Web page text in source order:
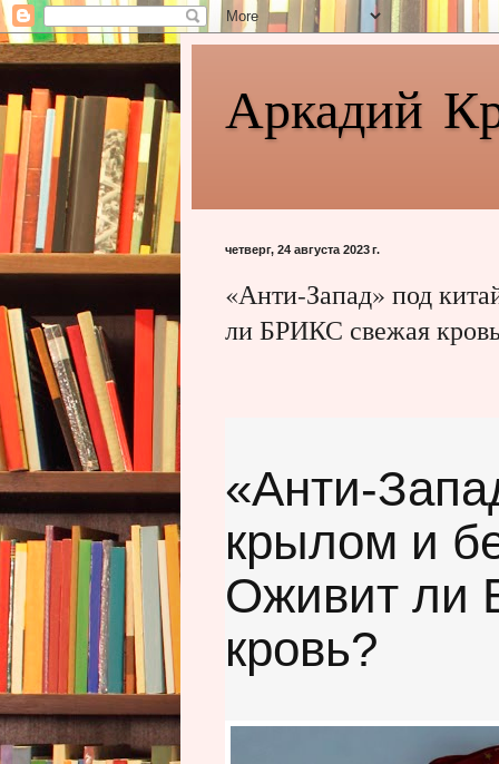
Аркадий
четверг, 24 августа 2023 г.
«Анти-Запад» под
ли БРИКС свежая
«Анти-
крылом и
Оживит ли
кровь?